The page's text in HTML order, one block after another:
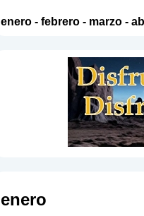
enero- febrero- marzo-
enero